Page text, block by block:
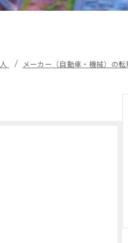
メーカー（自動車・機械）の転